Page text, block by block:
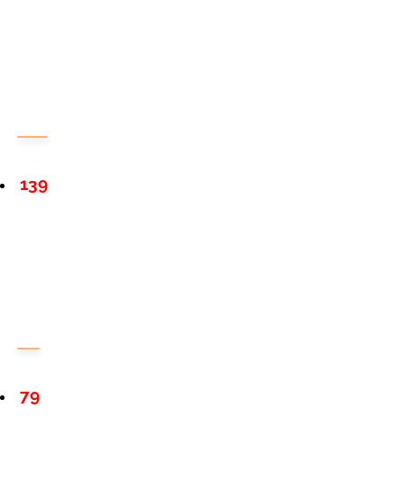
139
79